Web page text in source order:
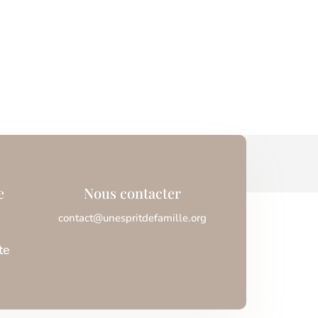
Nous contacter
contact@unespritdefamille.org